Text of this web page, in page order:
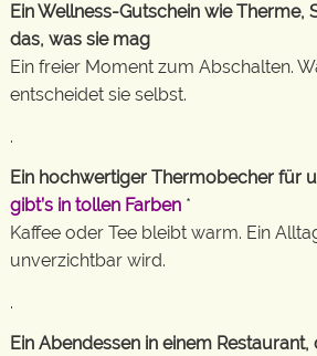
Ein Wellness-Gutschein wie Therme,
das, was sie mag
Ein freier Moment zum Abschalten.
entscheidet sie selbst.
.
Ein hochwertiger Thermobecher für
gibt’s in tollen Farben *
Kaffee oder Tee bleibt warm. Ein
unverzichtbar wird.
.
Ein Abendessen in einem